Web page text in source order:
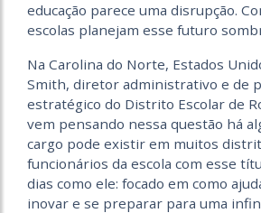
educação parece uma disrupção.
escolas planejam esse futuro
Na Carolina do Norte, Estados
Smith, diretor administrativo e de
estratégico do Distrito Escolar de
vem pensando nessa questão há
cargo pode existir em muitos
funcionários da escola com esse
dias como ele: focado em como
inovar e se preparar para uma